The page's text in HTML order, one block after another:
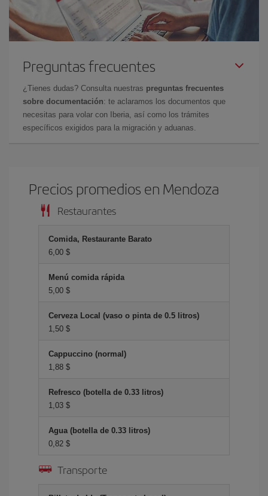
Preguntas frecuentes
¿Tienes dudas? Consulta nuestras preguntas frecuentes
sobre documentación: te aclaramos los documentos que
necesitas para volar con Iberia, así como los trámites
específicos exigidos para la migración y aduanas.
Precios promedios en Mendoza
Restaurantes
Comida, Restaurante Barato
6,00 $
Menú comida rápida
5,00 $
Cerveza Local (vaso o pinta de 0.5 litros)
1,50 $
Cappuccino (normal)
1,88 $
Refresco (botella de 0.33 litros)
1,03 $
Agua (botella de 0.33 litros)
0,82 $
Transporte